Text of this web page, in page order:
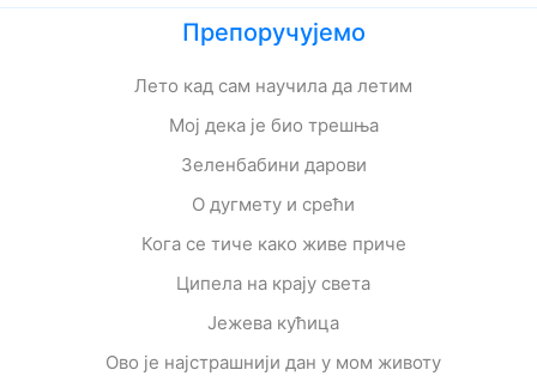
Препоручујемо
Лето кад сам научила да летим
Мој дека је био трешња
Зеленбабини дарови
О дугмету и срећи
Кога се тиче како живе приче
Ципела на крају света
Јежева кућица
Ово је најстрашнији дан у мом животу